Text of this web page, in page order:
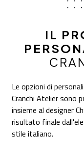
IL
Le opzioni di
Cranchi Atelier sono
insieme al designer
risultato finale
stile italiano.